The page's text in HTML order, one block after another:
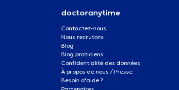
doctoranytime
Contactez-nous
Nous recrutons
Blog
Blog praticiens
Confidentialité des données
À propos de nous / Presse
Besoin d'aide ?